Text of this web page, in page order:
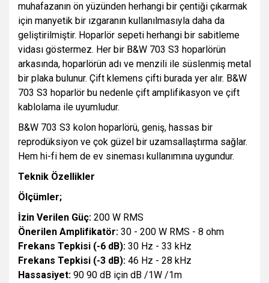
muhafazanın ön yüzünden herhangi bir çentiği çıkarmak
için manyetik bir ızgaranın kullanılmasıyla daha da
geliştirilmiştir. Hoparlör sepeti herhangi bir sabitleme
vidası göstermez. Her bir B&W 703 S3 hoparlörün
arkasında, hoparlörün adı ve menzili ile süslenmiş metal
bir plaka bulunur. Çift klemens çifti burada yer alır. B&W
703 S3 hoparlör bu nedenle çift amplifikasyon ve çift
kablolama ile uyumludur.
B&W 703 S3 kolon hoparlörü, geniş, hassas bir
reprodüksiyon ve çok güzel bir uzamsallaştırma sağlar.
Hem hi-fi hem de ev sineması kullanımına uygundur.
Teknik Özellikler
Ölçümler;
İzin Verilen Güç: 200 W RMS
Önerilen Amplifikatör: 30 - 200 W RMS - 8 ohm
Frekans Tepkisi (-6 dB): 30 Hz - 33 kHz
Frekans Tepkisi (-3 dB): 46 Hz - 28 kHz
Hassasiyet: 90 90 dB için dB /1W /1m